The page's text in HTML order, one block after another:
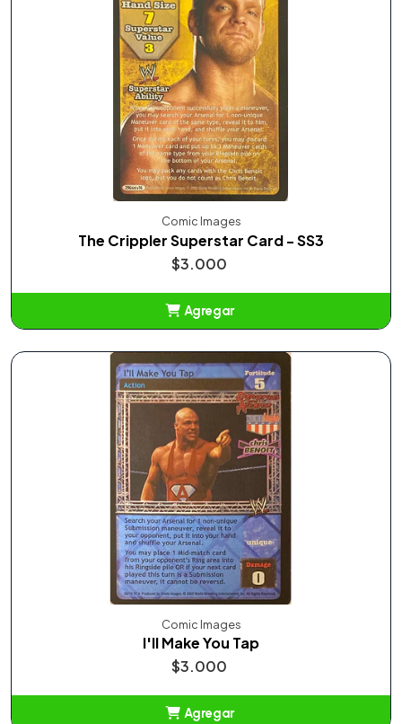
Comic Images
The Crippler Superstar Card - SS3
$3.000
Agregar
Comic Images
I'll Make You Tap
$3.000
Agregar